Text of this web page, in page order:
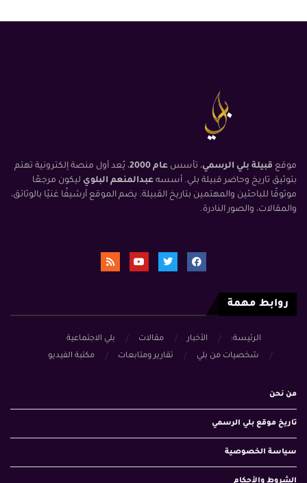
موقع قبيلة بلي الرسمي، تأسس عام 2000
، يُعد أول منصة إلكترونية تهتم
بتوثيق تاريخ وحاضر قبيلة بلي. أسسه عبدالمنعم البلوي ليكون مرجعًا
موثوقًا للباحثين والمهتمين بتاريخ القبيلة. يضم الموقع أرشيفًا غنيًا بالوثائق،
والمقالات، والصور النادرة.
روابط مهمة
الرئيسة: الأخبار مقالات
بلي الاجتماعية
شخصيات من بلي
تقارير ومتابعات مكتبة الفيديو
من نحن
تاريخ موقع بلي الرسمي
سياسة الخصوصية
الشروط والأحكام